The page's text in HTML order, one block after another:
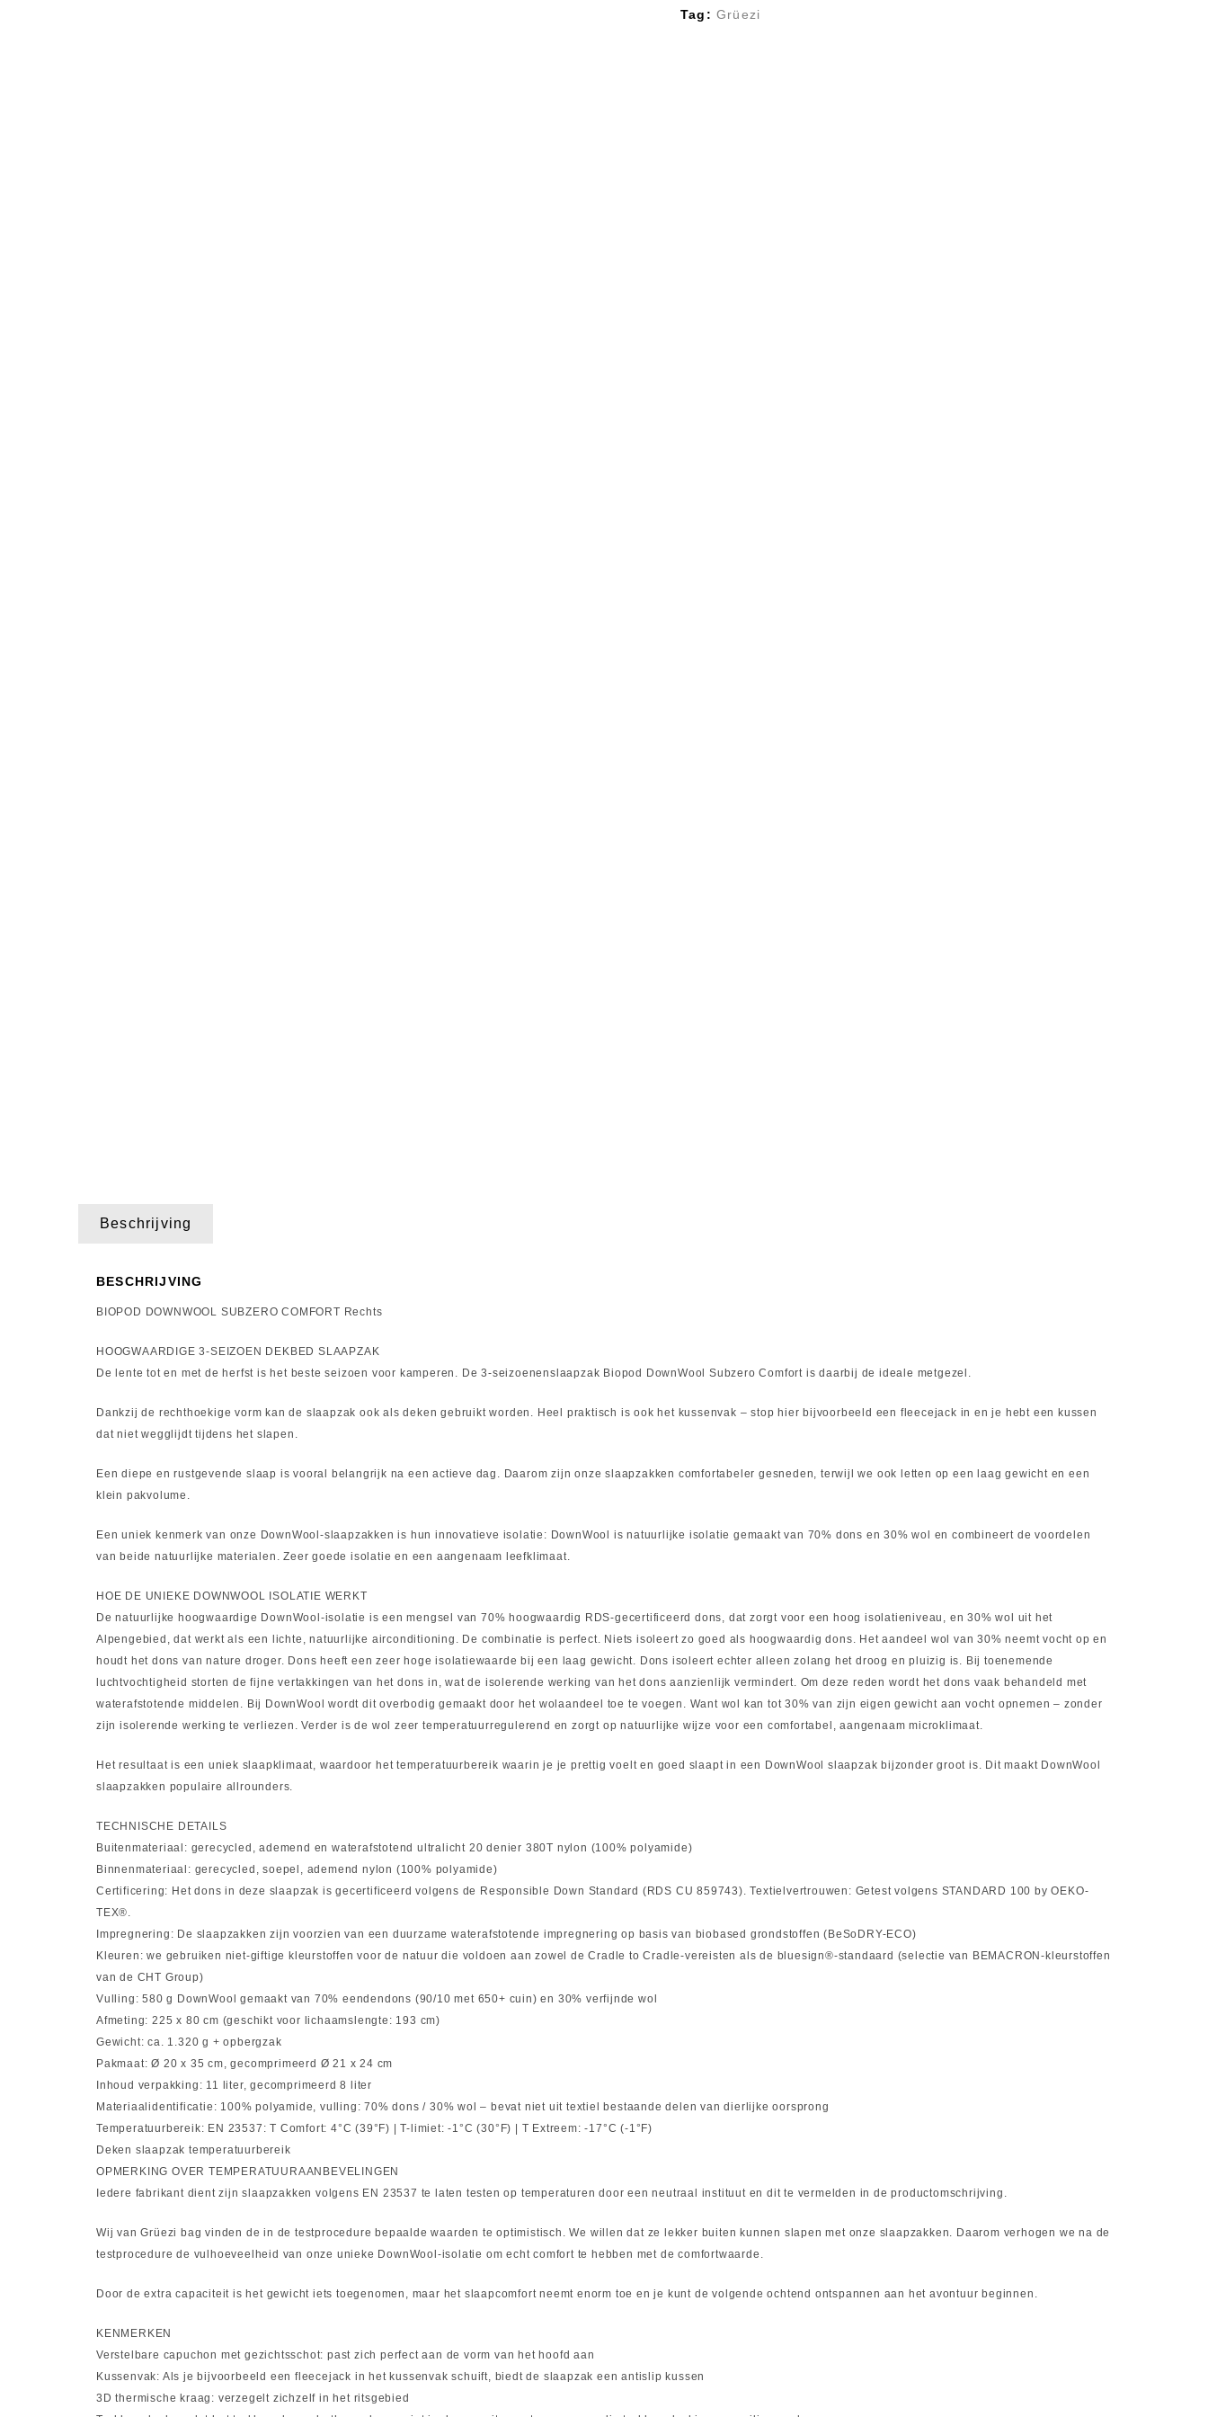
Tag:Grüezi
Beschrijving
BESCHRIJVING
BIOPOD DOWNWOOL SUBZERO COMFORT Rechts
HOOGWAARDIGE 3-SEIZOEN DEKBED SLAAPZAK
De lente tot en met de herfst is het beste seizoen voor kamperen. De 3-seizoenenslaapzak Biopod DownWool Subzero Comfort is daarbij de ideale metgezel.
Dankzij de rechthoekige vorm kan de slaapzak ook als deken gebruikt worden. Heel praktisch is ook het kussenvak – stop hier bijvoorbeeld een fleecejack in en je hebt een kussen
dat niet wegglijdt tijdens het slapen.
Een diepe en rustgevende slaap is vooral belangrijk na een actieve dag. Daarom zijn onze slaapzakken comfortabeler gesneden, terwijl we ook letten op een laag gewicht en een
klein pakvolume.
Een uniek kenmerk van onze DownWool-slaapzakken is hun innovatieve isolatie: DownWool is natuurlijke isolatie gemaakt van 70% dons en 30% wol en combineert de voordelen
van beide natuurlijke materialen. Zeer goede isolatie en een aangenaam leefklimaat.
HOE DE UNIEKE DOWNWOOL ISOLATIE WERKT
De natuurlijke hoogwaardige DownWool-isolatie is een mengsel van 70% hoogwaardig RDS-gecertificeerd dons, dat zorgt voor een hoog isolatieniveau, en 30% wol uit het
Alpengebied, dat werkt als een lichte, natuurlijke airconditioning. De combinatie is perfect. Niets isoleert zo goed als hoogwaardig dons. Het aandeel wol van 30% neemt vocht op en
houdt het dons van nature droger. Dons heeft een zeer hoge isolatiewaarde bij een laag gewicht. Dons isoleert echter alleen zolang het droog en pluizig is. Bij toenemende
luchtvochtigheid storten de fijne vertakkingen van het dons in, wat de isolerende werking van het dons aanzienlijk vermindert. Om deze reden wordt het dons vaak behandeld met
waterafstotende middelen. Bij DownWool wordt dit overbodig gemaakt door het wolaandeel toe te voegen. Want wol kan tot 30% van zijn eigen gewicht aan vocht opnemen – zonder
zijn isolerende werking te verliezen. Verder is de wol zeer temperatuurregulerend en zorgt op natuurlijke wijze voor een comfortabel, aangenaam microklimaat.
Het resultaat is een uniek slaapklimaat, waardoor het temperatuurbereik waarin je je prettig voelt en goed slaapt in een DownWool slaapzak bijzonder groot is. Dit maakt DownWool
slaapzakken populaire allrounders.
TECHNISCHE DETAILS
Buitenmateriaal: gerecycled, ademend en waterafstotend ultralicht 20 denier 380T nylon (100% polyamide)
Binnenmateriaal: gerecycled, soepel, ademend nylon (100% polyamide)
Certificering: Het dons in deze slaapzak is gecertificeerd volgens de Responsible Down Standard (RDS CU 859743). Textielvertrouwen: Getest volgens STANDARD 100 by OEKO-
TEX®.
Impregnering: De slaapzakken zijn voorzien van een duurzame waterafstotende impregnering op basis van biobased grondstoffen (BeSoDRY-ECO)
Kleuren: we gebruiken niet-giftige kleurstoffen voor de natuur die voldoen aan zowel de Cradle to Cradle-vereisten als de bluesign®-standaard (selectie van BEMACRON-kleurstoffen
van de CHT Group)
Vulling: 580 g DownWool gemaakt van 70% eendendons (90/10 met 650+ cuin) en 30% verfijnde wol
Afmeting: 225 x 80 cm (geschikt voor lichaamslengte: 193 cm)
Gewicht: ca. 1.320 g + opbergzak
Pakmaat: Ø 20 x 35 cm, gecomprimeerd Ø 21 x 24 cm
Inhoud verpakking: 11 liter, gecomprimeerd 8 liter
Materiaalidentificatie: 100% polyamide, vulling: 70% dons / 30% wol – bevat niet uit textiel bestaande delen van dierlijke oorsprong
Temperatuurbereik: EN 23537: T Comfort: 4°C (39°F) | T-limiet: -1°C (30°F) | T Extreem: -17°C (-1°F)
Deken slaapzak temperatuurbereik
OPMERKING OVER TEMPERATUURAANBEVELINGEN
Iedere fabrikant dient zijn slaapzakken volgens EN 23537 te laten testen op temperaturen door een neutraal instituut en dit te vermelden in de productomschrijving.
Wij van Grüezi bag vinden de in de testprocedure bepaalde waarden te optimistisch. We willen dat ze lekker buiten kunnen slapen met onze slaapzakken. Daarom verhogen we na de
testprocedure de vulhoeveelheid van onze unieke DownWool-isolatie om echt comfort te hebben met de comfortwaarde.
Door de extra capaciteit is het gewicht iets toegenomen, maar het slaapcomfort neemt enorm toe en je kunt de volgende ochtend ontspannen aan het avontuur beginnen.
KENMERKEN
Verstelbare capuchon met gezichtsschot: past zich perfect aan de vorm van het hoofd aan
Kussenvak: Als je bijvoorbeeld een fleecejack in het kussenvak schuift, biedt de slaapzak een antislip kussen
3D thermische kraag: verzegelt zichzelf in het ritsgebied